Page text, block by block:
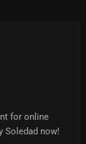
for online
Soledad now!